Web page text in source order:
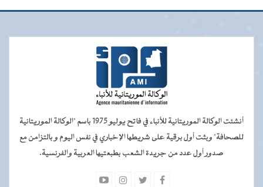
أنشئت الوكالة الموريتانية للأنباء في فاتح يوليو 1975 باسم "الوكالة الموريتانية
للصحافة" وبثت أول برقية على شريطها الإخباري في نفس اليوم و بالتزامن مع
صدور أول عدد من جريدة الشعب بطبعتيها العربية والفرنسية.